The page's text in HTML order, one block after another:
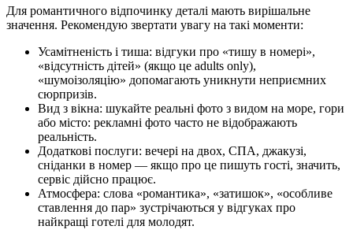
Для романтичного відпочинку деталі мають вирішальне
значення. Рекомендую звертати увагу на такі моменти:
Усамітненість і тиша: відгуки про «тишу в номері»,
«відсутність дітей» (якщо це adults only),
«шумоізоляцію» допомагають уникнути неприємних
сюрпризів.
Вид з вікна: шукайте реальні фото з видом на море, гори
або місто: рекламні фото часто не відображають
реальність.
Додаткові послуги: вечері на двох, СПА, джакузі,
сніданки в номер — якщо про це пишуть гості, значить,
сервіс дійсно працює.
Атмосфера: слова «романтика», «затишок», «особливе
ставлення до пар» зустрічаються у відгуках про
найкращі готелі для молодят.